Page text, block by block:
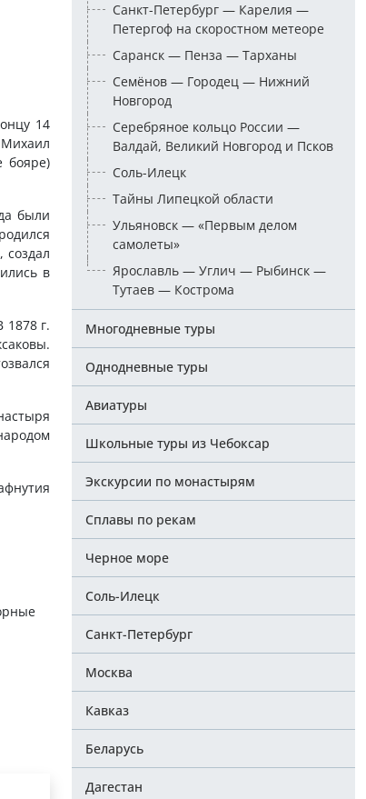
14
бояре)
были
создал
в
г.
Санкт-Петербург — Карелия —
Петергоф на скоростном метеоре
Саранск — Пенза — Тарханы
Семёнов — Городец — Нижний
Новгород
Серебряное кольцо России —
Валдай, Великий Новгород и Псков
Соль-Илецк
Тайны Липецкой области
Ульяновск — «Первым делом
самолеты»
Ярославль — Углич — Рыбинск —
Тутаев — Кострома
Многодневные туры
Однодневные туры
Авиатуры
Школьные туры из Чебоксар
Экскурсии по монастырям
Сплавы по рекам
Черное море
Соль-Илецк
Санкт-Петербург
Москва
Кавказ
Беларусь
Дагестан